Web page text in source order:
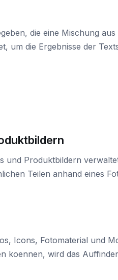
die eine Mischung
um die Ergebnisse der
und Produktbildern
Teilen anhand eines
Icons, Fotomaterial und
koennen, wird das